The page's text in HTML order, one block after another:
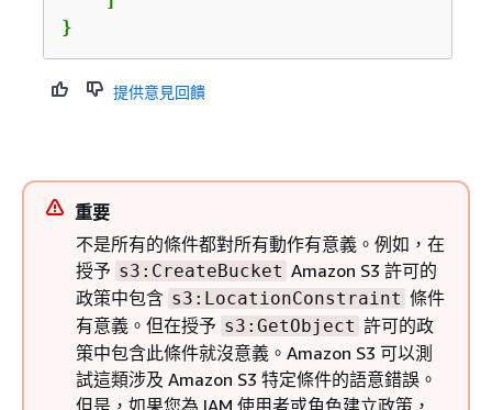
}
提供意見回饋
重要
不是所有的條件都對所有動作有意義。例如，在
授予 s3:CreateBucket Amazon S3 許可的
政策中包含 s3:LocationConstraint 條件
有意義。但在授予 s3:GetObject 許可的政
策中包含此條件就沒意義。Amazon S3 可以測
試這類涉及 Amazon S3 特定條件的語意錯誤。
但是，如果您為 IAM 使用者或角色建立政策，